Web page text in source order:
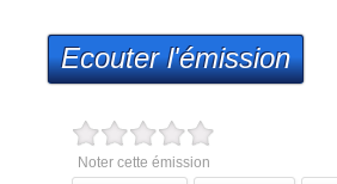
Ecouter l'émission
Noter cette émission